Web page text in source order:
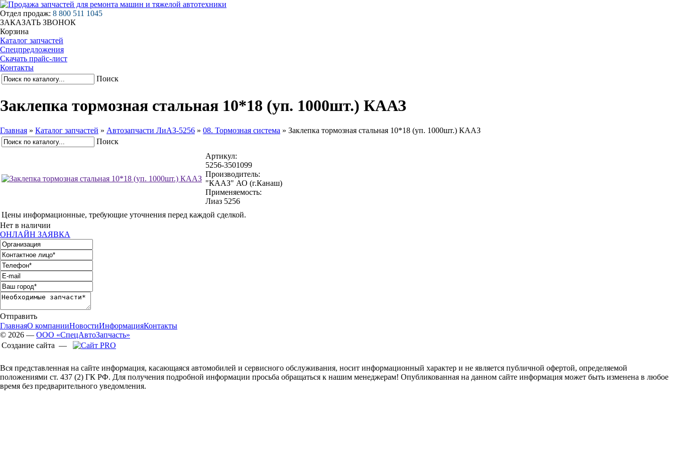
Отдел продаж: 8 800 511 1045
ЗАКАЗАТЬ ЗВОНОК
Корзина
Каталог запчастей
Спецпредложения
Скачать прайс-лист
Контакты
Поиск
Заклепка тормозная стальная 10*18 (уп. 1000шт.) КААЗ
Главная » Каталог запчастей » Автозапчасти ЛиАЗ-5256 » 08. Тормозная система » Заклепка тормозная стальная 10*18 (уп. 1000шт.) КААЗ
Поиск
Артикул:
5256-3501099
Производитель:
"КААЗ" АО (г.Канаш)
Применяемость:
Лиаз 5256
Цены информационные, требующие уточнения перед каждой сделкой.
Нет в наличии
ОНЛАЙН ЗАЯВКА
Отправить
ГлавнаяО компанииНовостиИнформацияКонтакты
© 2026 — ООО «СпецАвтоЗапчасть»
Создание сайта —
Вся представленная на сайте информация, касающаяся автомобилей и сервисного обслуживания, носит информационный характер и не является публичной офертой, определяемой
положениями ст. 437 (2) ГК РФ. Для получения подробной информации просьба обращаться к нашим менеджерам! Опубликованная на данном сайте информация может быть изменена в любое
время без предварительного уведомления.